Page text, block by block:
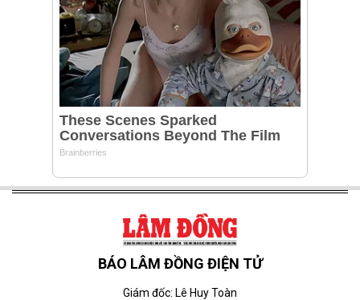
BÁO LÂM ĐỒNG ĐIỆN TỬ
Giám đốc: Lê Huy Toàn